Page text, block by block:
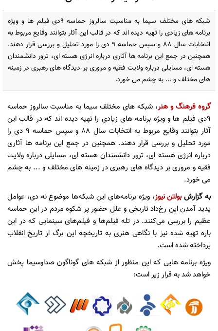
شبکه های مختلف سیما به مناسبت سالروز حماسه 9دی فیلم ها و ویژه
برنامه های زیادی را تهیه دیده اند که در قالب این آثار بتوانند وقایع مربوط به
انتخابات سال 88 و سپس حماسه 9 دی را مورد تحلیل و بررسی قرار دهند.
همچنین در جمع این برنامه ها آثاری درباره انرژی هسته ای، ترور دانشمندان
هسته ای، مسایلی درباره ولایت فقیه و مروری بر دیدگاه های رهبری در زمینه
های مختلف و ... به چشم می خورد.
گروه فرهنگ و هنر، شبکه های مختلف سیما به مناسبت سالروز حماسه
9دی فیلم ها و ویژه برنامه های زیادی را تهیه دیده اند که در قالب این
آثار بتوانند وقایع مربوط به انتخابات سال 88 و سپس حماسه 9 دی را
مورد تحلیل و بررسی قرار دهند. همچنین در جمع این برنامه ها آثاری
درباره انرژی هسته ای، ترور دانشمندان هسته ای، مسایلی درباره ولایت
فقیه و مروری بر دیدگاه های رهبری در زمینه های مختلف و ... به چشم
می خورد.
به گزارشبولتن نیوز، ویژه برنامه‌های این شبکه‌ها موضوع نه دی، عوامل
پدید آمدن این رخ‌داد تاریخی و علل حضور پر شکوه مردم در این حماسه
عظیم را بررسی می‌کنند. در تله فیلم‌ها و فیلم‌های سینمایی که در این
باره تهیه شده نیز با نگاهی هنری به تاریخچه این برگ از تاریخ انقلاب
پرداخته شده است.
ویژه برنامه هایی که این منظور از شبکه های گوناگون صداوسیما پخش
خواهد شد به قرار زیر است: